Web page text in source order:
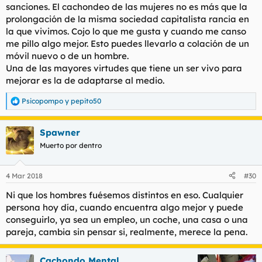
tu vida?.
Aquí pongo ésta:
sanciones. El cachondeo de las mujeres no es más que la
prolongación de la misma sociedad capitalista rancia en
la que vivimos. Cojo lo que me gusta y cuando me canso
me pillo algo mejor. Esto puedes llevarlo a colación de un
móvil nuevo o de un hombre.
Una de las mayores virtudes que tiene un ser vivo para
mejorar es la de adaptarse al medio.
R
e
c
c
i
e
:
Psicopompo y pepito50
Spawner
Muerto por dentro
4 Mar 2018 #30
Ni que los hombres fuésemos distintos en eso. Cualquier
persona hoy día, cuando encuentra algo mejor y puede
conseguirlo, ya sea un empleo, un coche, una casa o una
pareja, cambia sin pensar si, realmente, merece la pena.